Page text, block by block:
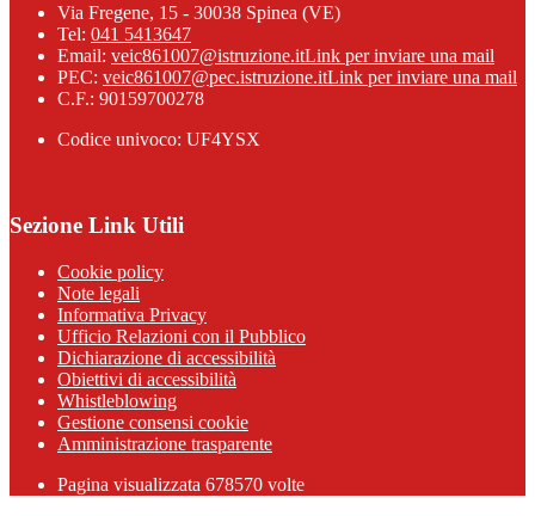
Via Fregene, 15 - 30038 Spinea (VE)
Tel: 041 5413647
Email: veic861007@istruzione.itLink per inviare una mail
PEC: veic861007@pec.istruzione.itLink per inviare una mail
C.F.: 90159700278
Codice univoco: UF4YSX
Sezione Link Utili
Cookie policy
Note legali
Informativa Privacy
Ufficio Relazioni con il Pubblico
Dichiarazione di accessibilità
Obiettivi di accessibilità
Whistleblowing
Gestione consensi cookie
Amministrazione trasparente
Pagina visualizzata 678570 volte